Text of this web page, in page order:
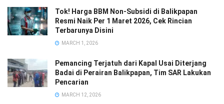
Tok! Harga BBM Non-Subsidi di Balikpapan
Resmi Naik Per 1 Maret 2026, Cek Rincian
Terbarunya Disini
MARCH 1, 2026
Pemancing Terjatuh dari Kapal Usai Diterjang
Badai di Perairan Balikpapan, Tim SAR Lakukan
Pencarian
MARCH 12, 2026